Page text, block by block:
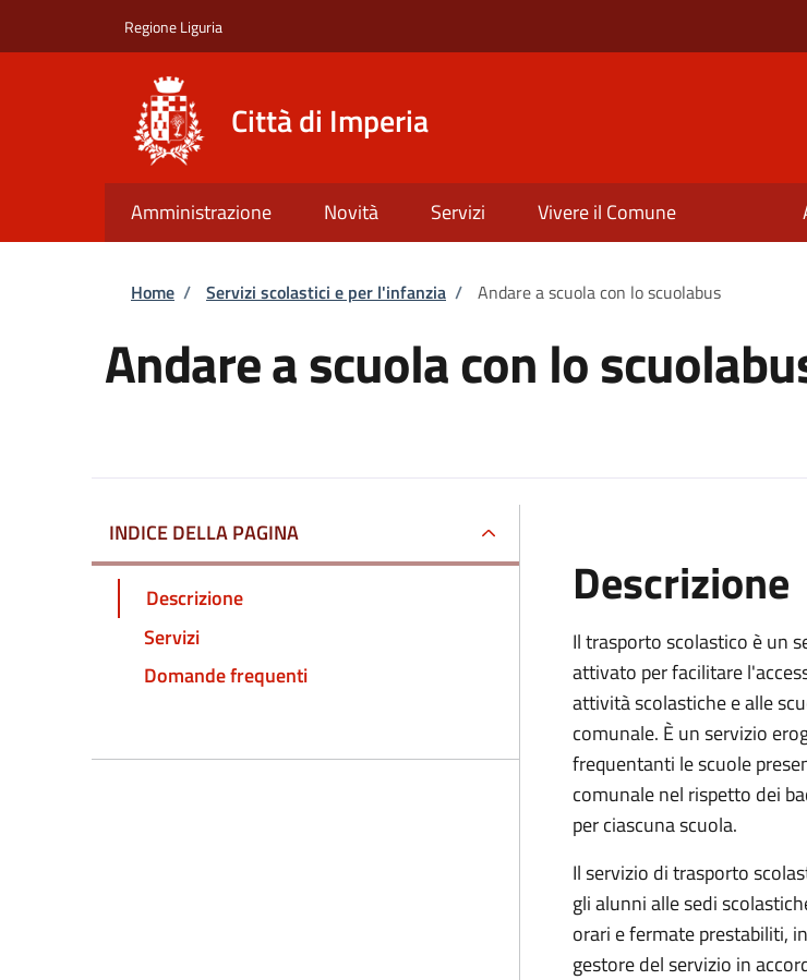
Regione Liguria
Città di Imperia
Amministrazione Novità Servizi Vivere il Comune
Briciole di pane
Home / Servizi scolastici e per l'infanzia / Andare a scuola con lo scuolabus
Andare a scuola con lo
INDICE DELLA PAGINA
Descrizione
Servizi
Domande frequenti
Descrizione
Il trasporto scolastico è un
attivato per facilitare
attività scolastiche e alle
comunale. È un servizio
frequentanti le scuole
comunale nel rispetto dei
per ciascuna scuola.
Il servizio di trasporto
gli alunni alle sedi
orari e fermate prestabiliti,
gestore del servizio in